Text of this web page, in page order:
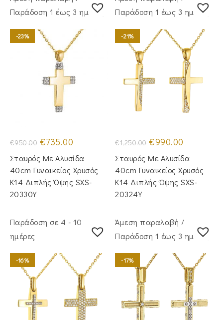
Παράδoση 1 έως 3 ημέρες
-23%
€950.00 Original
price
was:
€950.00.
€735.00
τιμή
είναι:
€735.00.
Σταυρός Με Αλυσίδα
40cm Γυναικείος Χρυσός
Κ14 Διπλής Όψης SXS-
20330Y
Παράδoση 1 έως 3 ημέρες
-21%
€1,250.00 Original
price
was:
€1,250.00.
€990.00
τιμή
είναι:
€990.00.
Σταυρός Με Αλυσίδα
40cm Γυναικείος Χρυσός
Κ14 Διπλής Όψης SXS-
20324Y
Παράδοση σε 4 - 10
ημέρες
-16%
Άμεση παραλαβή /
Παράδoση 1 έως 3 ημέρες
-17%